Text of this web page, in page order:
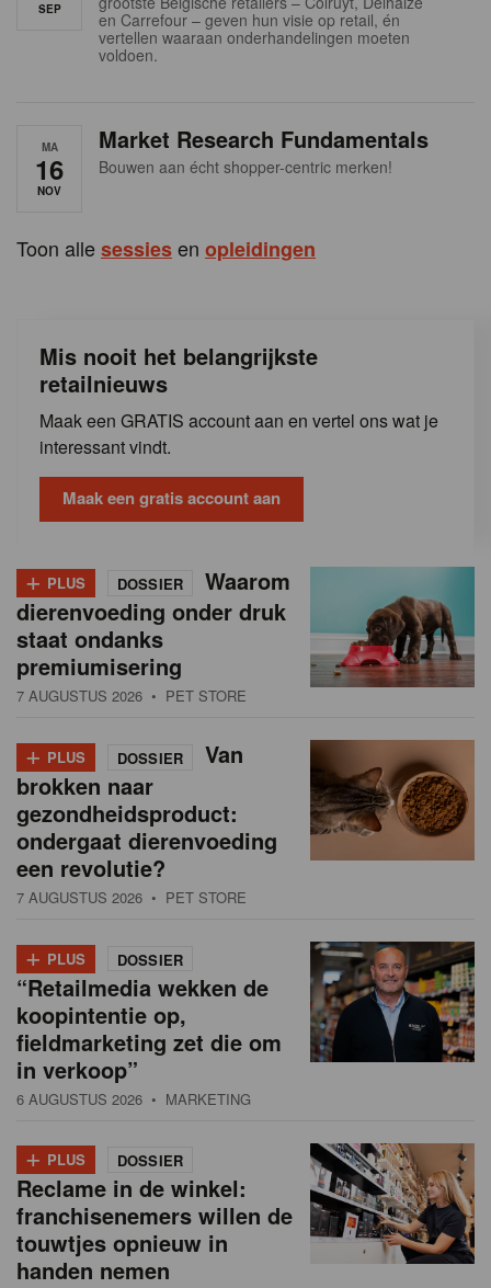
SEP
en Carrefour – geven hun visie op retail, én
vertellen waaraan onderhandelingen moeten
voldoen.
MA
16
NOV
Market Research Fundamentals
Bouwen aan écht shopper-centric merken!
Toon allesessiesen opleidingen
Mis nooit het belangrijkste
retailnieuws
Maak een GRATIS account aan en vertel ons wat je
interessant vindt.
Maak een gratis account aan
+ PLUS DOSSIER
Waarom
dierenvoeding onder druk
staat ondanks
premiumisering
7 AUGUSTUS 2026 • PET STORE
+ PLUS DOSSIER
Van
brokken naar
gezondheidsproduct:
ondergaat dierenvoeding
een revolutie?
7 AUGUSTUS 2026 • PET STORE
+ PLUS DOSSIER
“Retailmedia wekken de
koopintentie op,
fieldmarketing zet die om
in verkoop”
6 AUGUSTUS 2026 • MARKETING
+ PLUS DOSSIER
Reclame in de winkel:
franchisenemers willen de
touwtjes opnieuw in
handen nemen